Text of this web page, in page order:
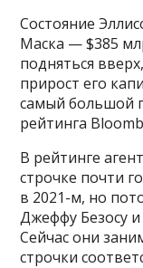
Состояние
Маска — $385
подняться
прирост его
самый большой
рейтинга
В рейтинге
строчке почти
в 2021-м, но
Джеффу Безосу
Сейчас они
строчки